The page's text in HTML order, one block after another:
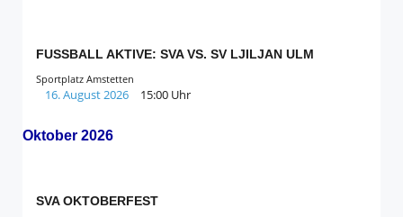
FUSSBALL AKTIVE: SVA VS. SV LJILJAN ULM
Sportplatz Amstetten
16. August 2026 15:00 Uhr
Oktober 2026
SVA OKTOBERFEST